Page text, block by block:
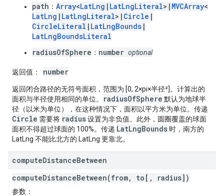
path ： Array<LatLng | LatLngLiteral>| MVCArray<
LatLng | LatLngLiteral>| Circle |
CircleLiteral | LatLngBounds |
LatLngBoundsLiteral
radiusOfSphere ： number optional
返回值 ： number
返回闭合路径的无符号面积，范围为 [0, 2×pi×半径²]。计算出的
面积与半径使用相同的单位。
radiusOfSphere 默认为地球半
径（以米为单位），在这种情况下，面积以平方米为单位。传递
Circle 需要将 radius设置为非负值。此外，圆圈覆盖的球面
面积不得超过球面的 100%。传递 LatLngBounds 时，南方的
LatLng 不能比北方的 LatLng 更靠北。
computeDistanceBetween
computeDistanceBetween(from, to[, radius])
参数 ：